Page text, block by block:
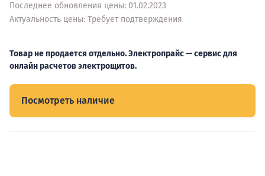
Последнее обновления цены: 01.02.2023
Актуальность цены: Требует подтверждения
Товар не продается отдельно. Электропрайс — сервис для
онлайн расчетов электрощитов.
Посмотреть наличие